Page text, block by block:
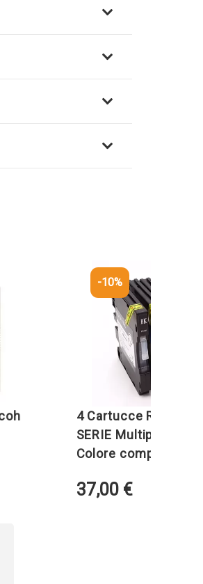
4 Cartucce Ricoh GC41-
SERIE Multipack Nero +
Colore compatibile
37,00€